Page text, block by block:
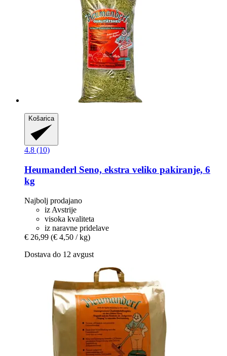
Košarica
4.8 (10)
Heumanderl Seno, ekstra veliko pakiranje, 6
kg
Najbolj prodajano
iz Avstrije
visoka kvaliteta
iz naravne pridelave
€ 26,99 (€ 4,50 / kg)
Dostava do 12 avgust